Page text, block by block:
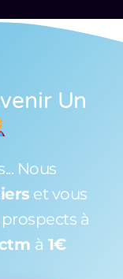
Un
Nous
et vous
à
à 1€